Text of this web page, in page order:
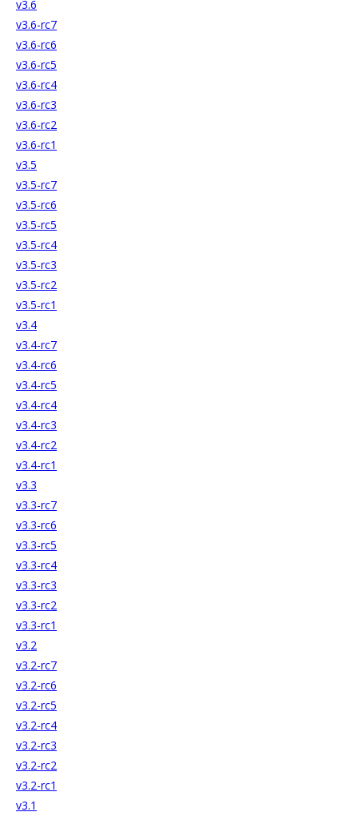
v3.6
v3.6-rc7
v3.6-rc6
v3.6-rc5
v3.6-rc4
v3.6-rc3
v3.6-rc2
v3.6-rc1
v3.5
v3.5-rc7
v3.5-rc6
v3.5-rc5
v3.5-rc4
v3.5-rc3
v3.5-rc2
v3.5-rc1
v3.4
v3.4-rc7
v3.4-rc6
v3.4-rc5
v3.4-rc4
v3.4-rc3
v3.4-rc2
v3.4-rc1
v3.3
v3.3-rc7
v3.3-rc6
v3.3-rc5
v3.3-rc4
v3.3-rc3
v3.3-rc2
v3.3-rc1
v3.2
v3.2-rc7
v3.2-rc6
v3.2-rc5
v3.2-rc4
v3.2-rc3
v3.2-rc2
v3.2-rc1
v3.1